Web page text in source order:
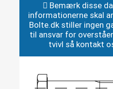
Bemærk disse
informationerne skal
Bolte.dk stiller ingen
til ansvar for
tvivl så kontakt